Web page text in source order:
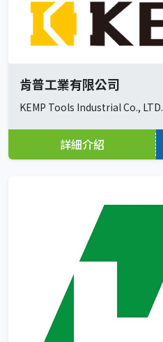
肯普工業有限公司
KEMP Tools Industrial Co., LTD.
詳細介紹